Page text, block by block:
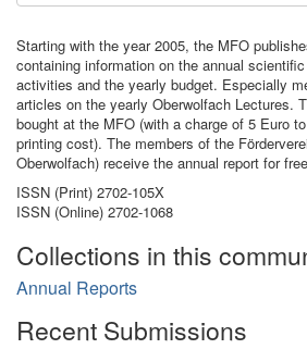
Starting with the year 2005, the MFO
containing information on the annual
activities and the yearly budget. Especially
articles on the yearly Oberwolfach Lectures.
bought at the MFO (with a charge of 5 Euro
printing cost). The members of the
Oberwolfach) receive the annual report for
ISSN (Print) 2702-105X
ISSN (Online) 2702-1068
Collections in this
Annual Reports
Recent Submissions